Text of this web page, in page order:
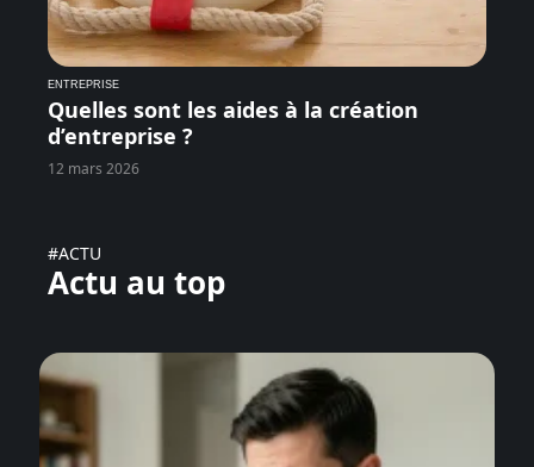
ENTREPRISE
Quelles sont les aides à la création
d’entreprise ?
12 mars 2026
#ACTU
Actu au top